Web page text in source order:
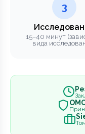
3
15–40 минут
вида